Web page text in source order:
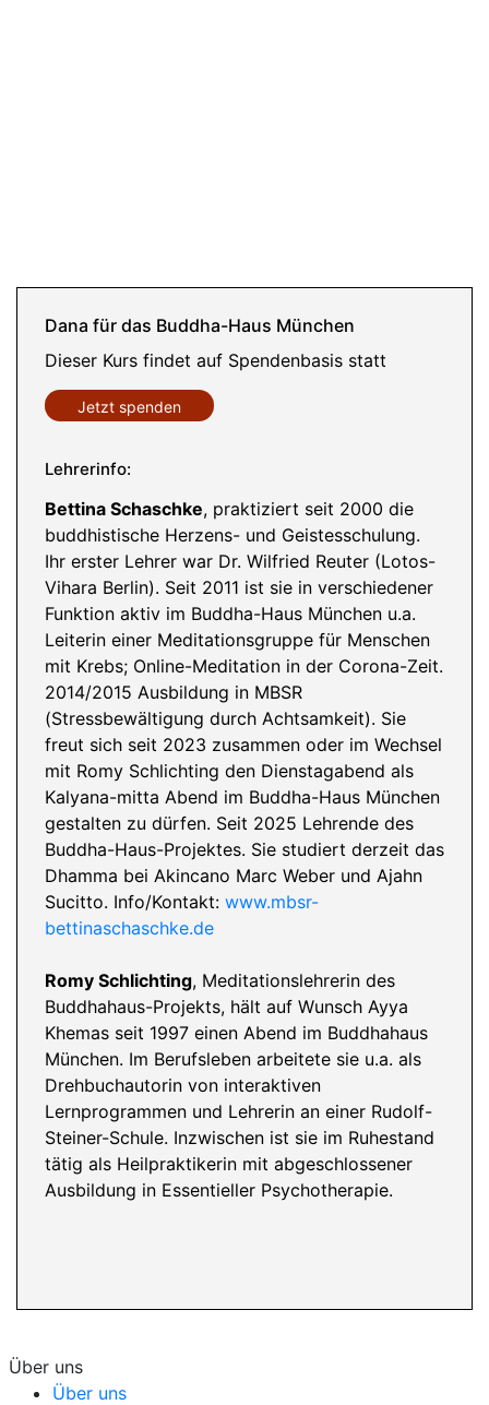
Dana für das Buddha-Haus München
Dieser Kurs findet auf Spendenbasis statt
Jetzt spenden
Lehrerinfo:
Bettina Schaschke, praktiziert seit 2000 die
buddhistische Herzens- und Geistesschulung.
Ihr erster Lehrer war Dr. Wilfried Reuter (Lotos-
Vihara Berlin). Seit 2011 ist sie in verschiedener
Funktion aktiv im Buddha-Haus München u.a.
Leiterin einer Meditationsgruppe für Menschen
mit Krebs; Online-Meditation in der Corona-Zeit.
2014/2015 Ausbildung in MBSR
(Stressbewältigung durch Achtsamkeit). Sie
freut sich seit 2023 zusammen oder im Wechsel
mit Romy Schlichting den Dienstagabend als
Kalyana-mitta Abend im Buddha-Haus München
gestalten zu dürfen. Seit 2025 Lehrende des
Buddha-Haus-Projektes. Sie studiert derzeit das
Dhamma bei Akincano Marc Weber und Ajahn
Sucitto. Info/Kontakt: www.mbsr-
bettinaschaschke.de
Romy Schlichting, Meditationslehrerin des
Buddhahaus-Projekts, hält auf Wunsch Ayya
Khemas seit 1997 einen Abend im Buddhahaus
München. Im Berufsleben arbeitete sie u.a. als
Drehbuchautorin von interaktiven
Lernprogrammen und Lehrerin an einer Rudolf-
Steiner-Schule. Inzwischen ist sie im Ruhestand
tätig als Heilpraktikerin mit abgeschlossener
Ausbildung in Essentieller Psychotherapie.
Über uns
Über uns